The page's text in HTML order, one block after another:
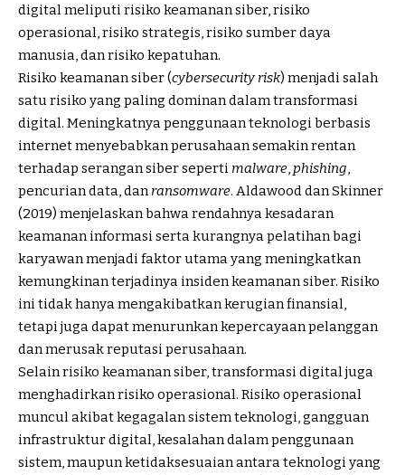
digital meliputi risiko keamanan siber, risiko
operasional, risiko strategis, risiko sumber daya
manusia, dan risiko kepatuhan.
Risiko keamanan siber (cybersecurity risk) menjadi salah
satu risiko yang paling dominan dalam transformasi
digital. Meningkatnya penggunaan teknologi berbasis
internet menyebabkan perusahaan semakin rentan
terhadap serangan siber seperti malware phishing
pencurian data, dan ransomware. Aldawood dan Skinner
(2019) menjelaskan bahwa rendahnya kesadaran
keamanan informasi serta kurangnya pelatihan bagi
karyawan menjadi faktor utama yang meningkatkan
kemungkinan terjadinya insiden keamanan siber. Risiko
ini tidak hanya mengakibatkan kerugian finansial,
tetapi juga dapat menurunkan kepercayaan pelanggan
dan merusak reputasi perusahaan.
Selain risiko keamanan siber, transformasi digital juga
menghadirkan risiko operasional. Risiko operasional
muncul akibat kegagalan sistem teknologi, gangguan
infrastruktur digital, kesalahan dalam penggunaan
sistem, maupun ketidaksesuaian antara teknologi yang